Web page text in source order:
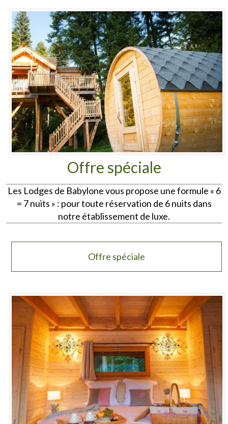
Offre spéciale
Les Lodges de Babylone vous propose une formule « 6
= 7 nuits » : pour toute réservation de 6 nuits dans
notre établissement de luxe.
Offre spéciale